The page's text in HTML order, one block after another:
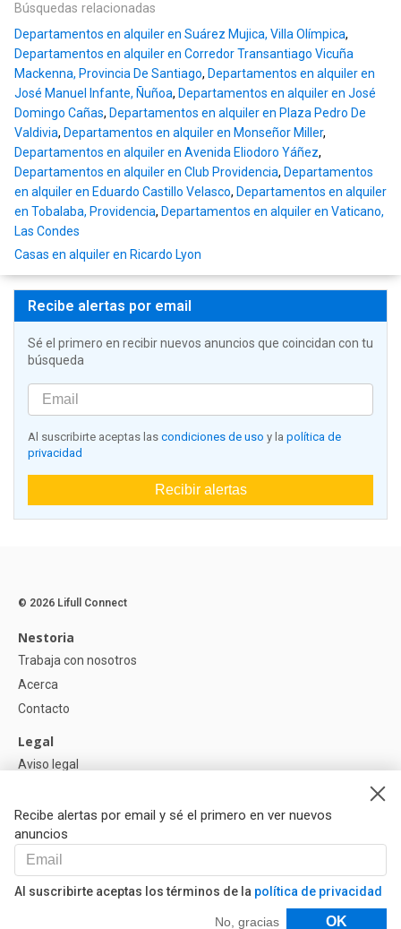
Búsquedas relacionadas
Departamentos en alquiler en Suárez Mujica, Villa Olímpica,
Departamentos en alquiler en Corredor Transantiago Vicuña
Mackenna, Provincia De Santiago, Departamentos en alquiler en
José Manuel Infante, Ñuñoa, Departamentos en alquiler en José
Domingo Cañas, Departamentos en alquiler en Plaza Pedro De
Valdivia, Departamentos en alquiler en Monseñor Miller,
Departamentos en alquiler en Avenida Eliodoro Yáñez,
Departamentos en alquiler en Club Providencia, Departamentos
en alquiler en Eduardo Castillo Velasco, Departamentos en alquiler
en Tobalaba, Providencia, Departamentos en alquiler en Vaticano,
Las Condes
Casas en alquiler en Ricardo Lyon
Recibe alertas por email
Sé el primero en recibir nuevos anuncios que coincidan con tu
búsqueda
Al suscribirte aceptas las condiciones de uso y la política de
privacidad
Recibir alertas
Recibe alertas por email y sé el primero en ver nuevos
anuncios
Al suscribirte aceptas los términos de la política de privacidad
No, gracias OK
Filtros
© 2026 Lifull Connect
Nestoria
Trabaja con nosotros
Acerca
Contacto
Legal
Aviso legal
Política de Cookies
Ayuda
Preguntas
Nuestros Partners